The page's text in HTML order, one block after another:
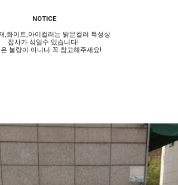
NOTICE
,화이트,아이컬러는 밝은컬러 특성상
잡사가 섞일수 있습니다!
불량이 아니니 꼭 참고해주세요!